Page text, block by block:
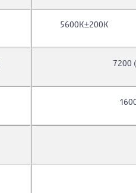
5600К±200К
7200